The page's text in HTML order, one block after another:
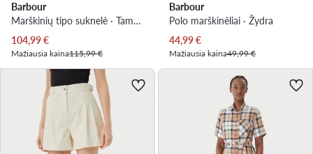
Barbour
Marškinių tipo suknelė · Tamsiai mėlyna · Midi
Dabartinė kaina
104,99€
Mažiausia kaina115,99 €
Barbour
Polo marškinėliai · Žydra
Dabartinė kaina
44,99€
Mažiausia kaina49,99 €